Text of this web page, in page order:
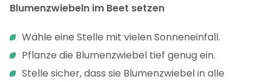
Blumenzwiebeln im Beet setzen
Wähle eine Stelle mit vielen Sonneneinfall.
Pflanze die Blumenzwiebel tief genug ein.
Stelle sicher, dass sie Blumenzwiebel in alle